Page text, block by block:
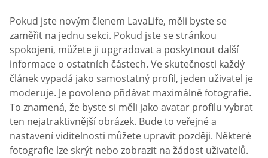
Pokud jste novým členem LavaLife, měli byste se
zaměřit na jednu sekci. Pokud jste se stránkou
spokojeni, můžete ji upgradovat a poskytnout další
informace o ostatních částech. Ve skutečnosti každý
článek vypadá jako samostatný profil, jeden uživatel je
moderuje. Je povoleno přidávat maximálně fotografie.
To znamená, že byste si měli jako avatar profilu vybrat
ten nejatraktivnější obrázek. Bude to veřejné a
nastavení viditelnosti můžete upravit později. Některé
fotografie lze skrýt nebo zobrazit na žádost uživatelů.